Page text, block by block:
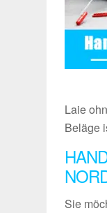
Laie
Beläge
Sie